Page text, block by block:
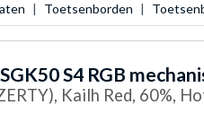
Toetsenborden
S4 RGB
Kailh Red, 60%,